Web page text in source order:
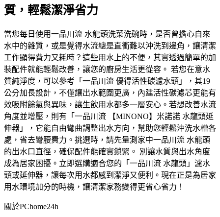
質，輕鬆潔淨省力
當您每日使用一品川流 水龍頭洗菜洗碗時，是否曾擔心自來
水中的雜質，或是覺得水流總是直衝難以沖洗到邊角，讓清潔
工作顯得費力又耗時？這些用水上的不便，其實透過簡單的加
裝配件就能輕鬆改善，讓您的廚房生活更從容。 若您在意水
質純淨度，可以參考「一品川流 優得活性碳濾水頭」，其19
公分加長設計，不僅讓出水範圍更廣，內建活性碳濾芯更能有
效吸附餘氯與異味，讓生飲用水都多一層安心。若想改善水流
角度並增壓，則有「一品川流 【MINONO】米諾諾 水龍頭延
伸器」，它能自由彎曲調整出水方向，幫助您輕鬆沖洗水槽各
處，省去彎腰費力。挑選時，請先量測家中一品川流 水龍頭
的出水口直徑，確保配件能確實鎖緊。 別讓水質與出水角度
成為居家困擾。立即選購適合您的「一品川流 水龍頭」濾水
頭或延伸器，讓每次用水都感到潔淨又便利。現在正是為居家
用水環境加分的時機，讓清潔家務變得更省心省力！
關於PChome24h